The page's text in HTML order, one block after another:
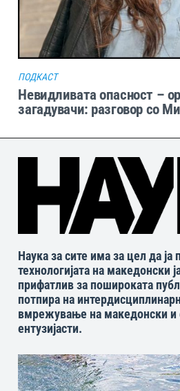
ПОДКАСТ
Невидливата опасност –
загадувачи: разговор со
Наука за сите има за цел да ја
технологијата на македонски
прифатлив за пошироката
потпира на
вмрежување на македонски и
ентузијасти.